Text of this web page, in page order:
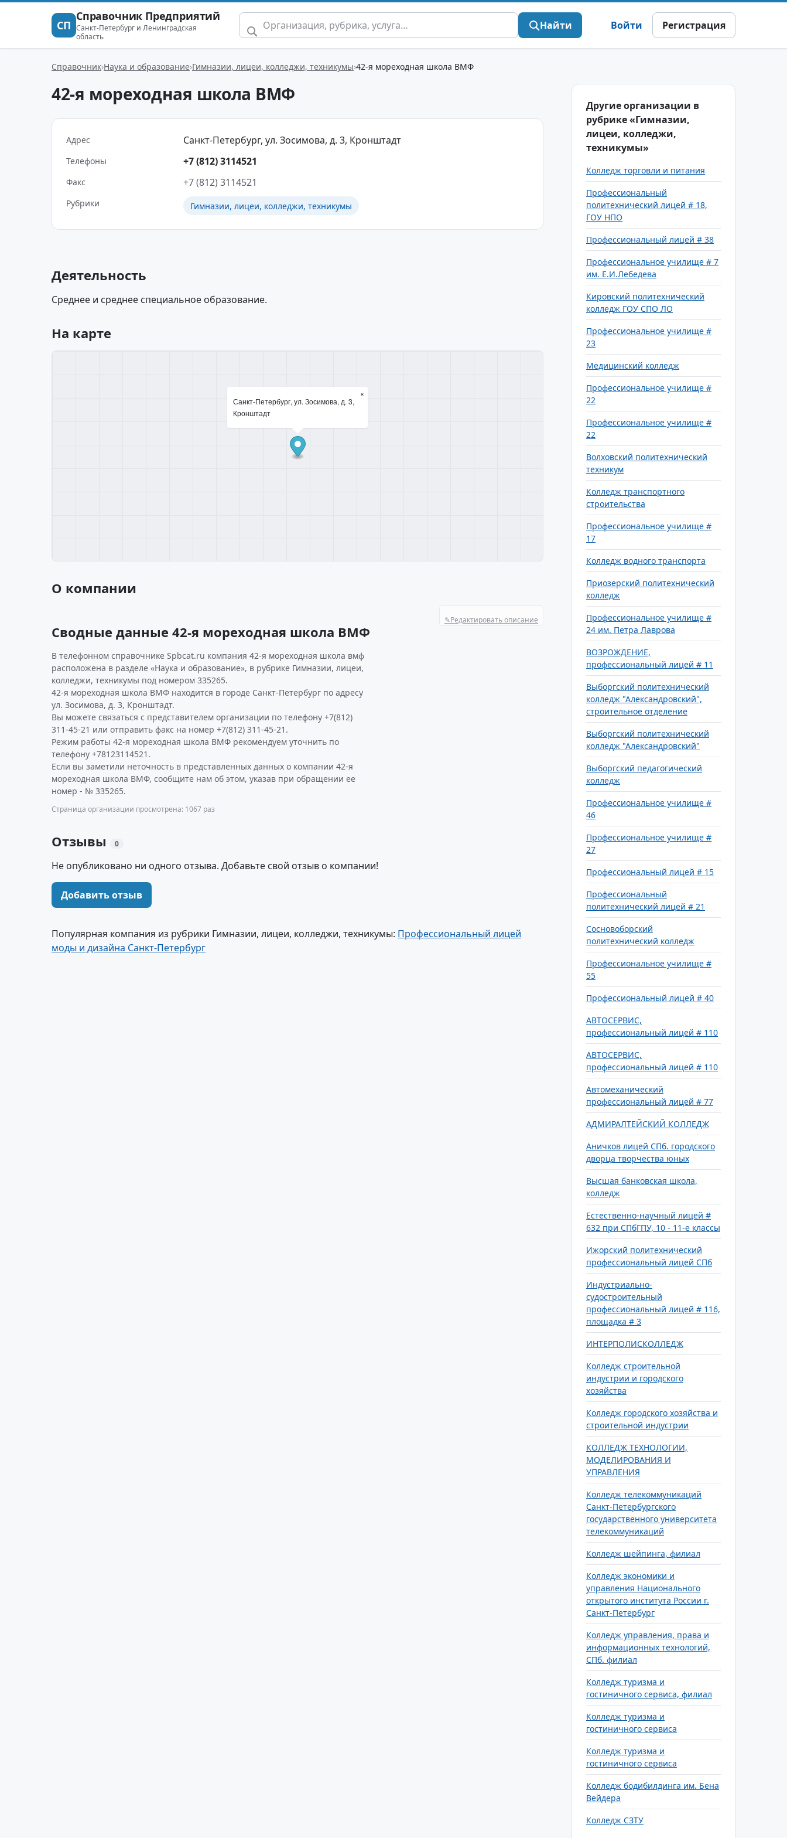
СП
Справочник Предприятий
Санкт-Петербург и Ленинградская
область
Найти Войти Регистрация
Справочник Наука и образование Гимназии, лицеи, колледжи, техникумы 42-я мореходная школа ВМФ
42-я мореходная школа ВМФ
Адрес Санкт-Петербург, ул. Зосимова, д. 3, Кронштадт
Телефоны +7 (812) 3114521
Факс +7 (812) 3114521
Рубрики Гимназии, лицеи, колледжи, техникумы
Деятельность
Среднее и среднее специальное образование.
На карте
Санкт-Петербург, ул. Зосимова, д. 3,
Кронштадт
×
О компании
✎Редактировать описание
Сводные данные 42-я мореходная школа ВМФ
В телефонном справочнике Spbcat.ru компания 42-я мореходная школа вмф
расположена в разделе «Наука и образование», в рубрике Гимназии, лицеи,
колледжи, техникумы под номером 335265.
42-я мореходная школа ВМФ находится в городе Санкт-Петербург по адресу
ул. Зосимова, д. 3, Кронштадт.
Вы можете связаться с представителем организации по телефону +7(812)
311-45-21 или отправить факс на номер +7(812) 311-45-21.
Режим работы 42-я мореходная школа ВМФ рекомендуем уточнить по
телефону +78123114521.
Если вы заметили неточность в представленных данных о компании 42-я
мореходная школа ВМФ, сообщите нам об этом, указав при обращении ее
номер - № 335265.
Страница организации просмотрена: 1067 раз
Отзывы 0
Не опубликовано ни одного отзыва. Добавьте свой отзыв о компании!
Добавить отзыв
Популярная компания из рубрики Гимназии, лицеи, колледжи, техникумы: Профессиональный лицей
моды и дизайна Санкт-Петербург
Другие организации в
рубрике «Гимназии,
лицеи, колледжи,
техникумы»
Колледж торговли и питания
Профессиональный
политехнический лицей # 18,
ГОУ НПО
Профессиональный лицей # 38
Профессиональное училище # 7
им. Е.И.Лебедева
Кировский политехнический
колледж ГОУ СПО ЛО
Профессиональное училище #
23
Медицинский колледж
Профессиональное училище #
22
Профессиональное училище #
22
Волховский политехнический
техникум
Колледж транспортного
строительства
Профессиональное училище #
17
Колледж водного транспорта
Приозерский политехнический
колледж
Профессиональное училище #
24 им. Петра Лаврова
ВОЗРОЖДЕНИЕ,
профессиональный лицей # 11
Выборгский политехнический
колледж "Александровский",
строительное отделение
Выборгский политехнический
колледж "Александровский"
Выборгский педагогический
колледж
Профессиональное училище #
46
Профессиональное училище #
27
Профессиональный лицей # 15
Профессиональный
политехнический лицей # 21
Сосновоборский
политехнический колледж
Профессиональное училище #
55
Профессиональный лицей # 40
АВТОСЕРВИС,
профессиональный лицей # 110
АВТОСЕРВИС,
профессиональный лицей # 110
Автомеханический
профессиональный лицей # 77
АДМИРАЛТЕЙСКИЙ КОЛЛЕДЖ
Аничков лицей СПб. городского
дворца творчества юных
Высшая банковская школа,
колледж
Естественно-научный лицей #
632 при СПбГПУ, 10 - 11-е классы
Ижорский политехнический
профессиональный лицей СПб
Индустриально-
судостроительный
профессиональный лицей # 116,
площадка # 3
ИНТЕРПОЛИСКОЛЛЕДЖ
Колледж строительной
индустрии и городского
хозяйства
Колледж городского хозяйства и
строительной индустрии
КОЛЛЕДЖ ТЕХНОЛОГИИ,
МОДЕЛИРОВАНИЯ И
УПРАВЛЕНИЯ
Колледж телекоммуникаций
Санкт-Петербургского
государственного университета
телекоммуникаций
Колледж шейпинга, филиал
Колледж экономики и
управления Национального
открытого института России г.
Санкт-Петербург
Колледж управления, права и
информационных технологий,
СПб. филиал
Колледж туризма и
гостиничного сервиса, филиал
Колледж туризма и
гостиничного сервиса
Колледж туризма и
гостиничного сервиса
Колледж бодибилдинга им. Бена
Вейдера
Колледж СЗТУ